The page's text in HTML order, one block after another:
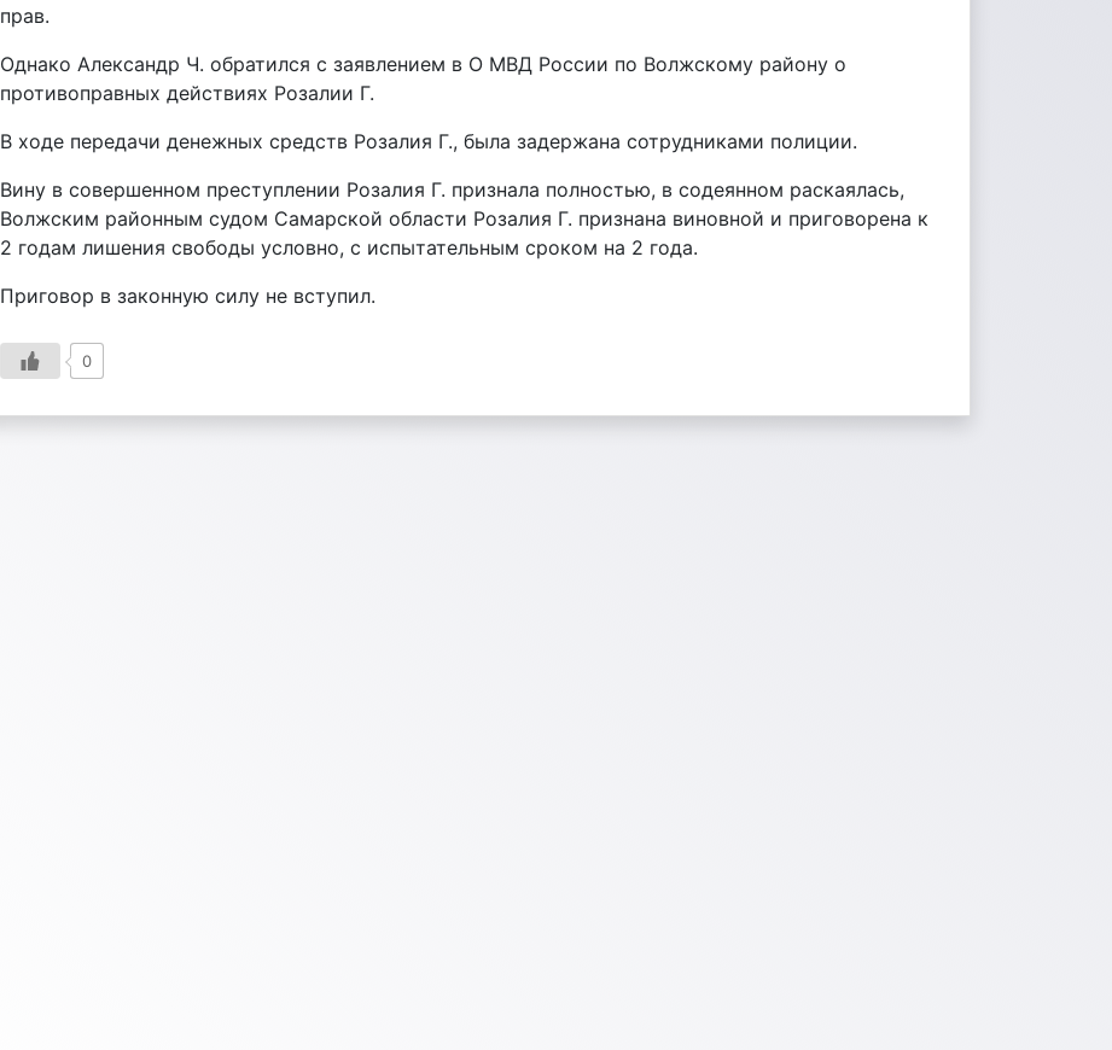
прав.
Однако Александр Ч. обратился с заявлением в О МВД России по Волжскому району о
противоправных действиях Розалии Г.
В ходе передачи денежных средств Розалия Г., была задержана сотрудниками полиции.
Вину в совершенном преступлении Розалия Г. признала полностью, в содеянном раскаялась,
Волжским районным судом Самарской области Розалия Г. признана виновной и приговорена к
2 годам лишения свободы условно, с испытательным сроком на 2 года.
Приговор в законную силу не вступил.
0